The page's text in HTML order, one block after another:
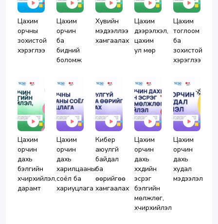
Цахим
орчны
зохистой
хэрэглээ
Цахим
орчин
ба
бидний
боломж
Хувийн
мэдээллээ
хамгаалах
Цахим
дээрэлхэл,
цахим
ул мөр
Цахим
тоглоом
ба
зохистой
хэрэглээ
Цахим
орчин
дахь
бэлгийн
хүчирхийлэл,
дарамт
Цахим
орчин
дахь
харилцааны
соёл ба
хариуцлага
Кибер
аюулгүй
байдал
ба
өөрийгөө
хамгаалах
Цахим
орчин
дахь
хүүхдийн
эсрэг
бэлгийн
мөлжлөг,
хүчирхийлэл
Цахим
орчин
дахь
худал
мэдээлэл